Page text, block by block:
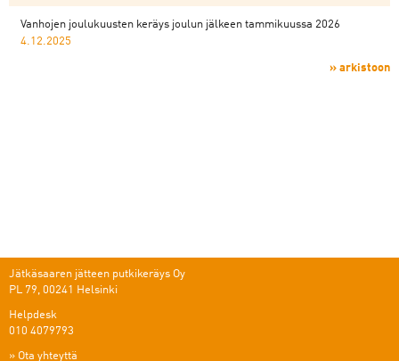
Vanhojen joulukuusten keräys joulun jälkeen tammikuussa 2026
4.12.2025
» arkistoon
Jätkäsaaren jätteen putkikeräys Oy
PL 79, 00241 Helsinki
Helpdesk
010 4079793
» Ota yhteyttä